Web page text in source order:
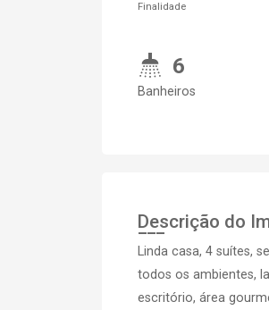
Finalidade
6
Banheiros
Descrição do
Linda casa, 4 suítes,
todos os ambientes,
escritório, área